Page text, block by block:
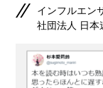
インフルエン
社団法人 日